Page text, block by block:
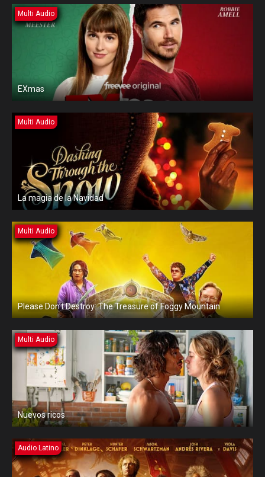
Multi Audio
EXmas
Multi Audio
La magia de la Navidad
Multi Audio
Please Don’t Destroy: The Treasure of Foggy Mountain
Multi Audio
Nuevos ricos
Audio Latino